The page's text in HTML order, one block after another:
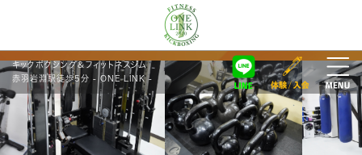
キックボクシング＆フィットネスジム
赤羽岩淵駅徒歩5分 - ONE LINK -